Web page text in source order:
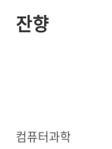
잔향
컴퓨터과학